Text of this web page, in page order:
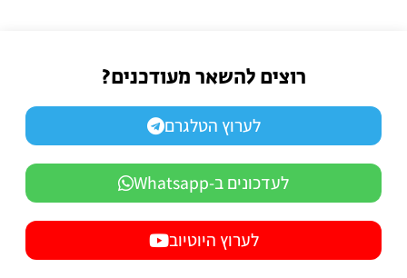
רוצים להשאר מעודכנים?
לערוץ הטלגרם
לעדכונים ב-Whatsapp
לערוץ היוטיוב